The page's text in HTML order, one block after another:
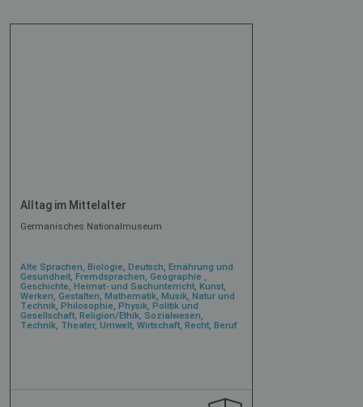
Alltag im Mittelalter
Germanisches Nationalmuseum
Alte Sprachen, Biologie, Deutsch, Ernährung und
Gesundheit, Fremdsprachen, Geographie ,
Geschichte, Heimat- und Sachunterricht, Kunst,
Werken, Gestalten, Mathematik, Musik, Natur und
Technik, Philosophie, Physik, Politik und
Gesellschaft, Religion/Ethik, Sozialwesen,
Technik, Theater, Umwelt, Wirtschaft, Recht, Beruf